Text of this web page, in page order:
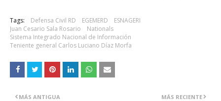
Tags: Defensa Civil RD EGEMERD
ESNAGERI
Juan Cesario Sala Rosario
Nationals
Sistema Integrado Nacional de Información
Teniente general Carlos Luciano Díaz Morfa
MÁS RECIENTE
MÁS ANTIGUA